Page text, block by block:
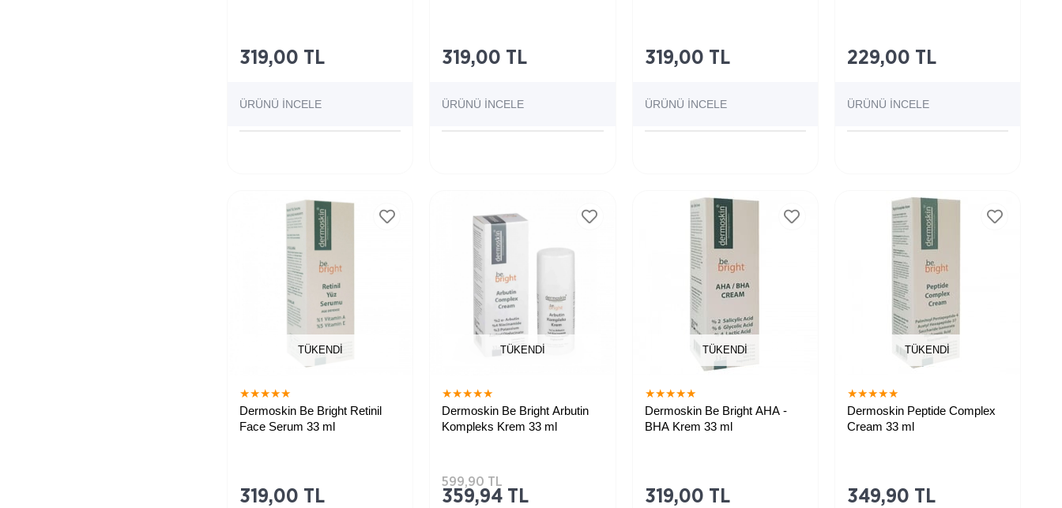
319,00 TL
ÜRÜNÜ İNCELE
319,00 TL
ÜRÜNÜ İNCELE
319,00 TL
ÜRÜNÜ İNCELE
229,00 TL
ÜRÜNÜ İNCELE
TÜKENDI
★★★★★
Dermoskin Be Bright Retinil
Face Serum 33 ml
319,00 TL
TÜKENDI
★★★★★
Dermoskin Be Bright Arbutin
Kompleks Krem 33 ml
359,94 TL
599,90 TL
TÜKENDI
★★★★★
Dermoskin Be Bright AHA -
BHA Krem 33 ml
319,00 TL
TÜKENDI
★★★★★
Dermoskin Peptide Complex
Cream 33 ml
349,90 TL